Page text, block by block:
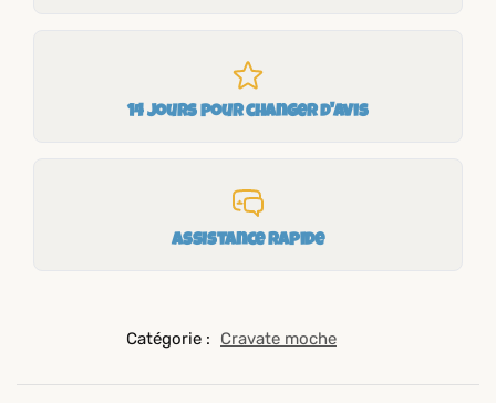
14 jours pour changer d'avis
Assistance rapide
Catégorie : Cravate moche